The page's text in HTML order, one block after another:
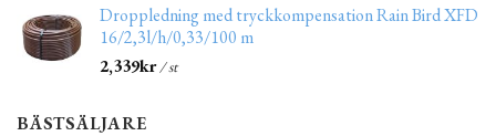
Droppledning med tryckkompensation Rain Bird XFD
16/2,3l/h/0,33/100 m
2,339kr/ st
BÄSTSÄLJARE